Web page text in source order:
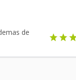
de